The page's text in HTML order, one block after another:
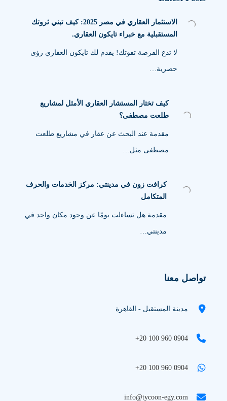
الاستثمار العقاري في مصر 2025: كيف تبني ثروتك
المستقبلية مع خبراء تايكون العقاري.
لا تدع الفرصة تفوتك! يقدم لك تايكون العقاري رؤى
حصرية…
كيف تختار المستشار العقاري الأمثل لمشاريع
طلعت مصطفى؟
مقدمة عند البحث عن عقار في مشاريع طلعت
مصطفى مثل…
كرافت زون في مدينتي: مركز الخدمات والحرف
المتكامل
مقدمة هل تساءلت يومًا عن وجود مكان واحد في
مدينتي…
تواصل معنا
مدينة المستقبل - القاهرة
+20 100 960 0904
+20 100 960 0904
info@tycoon-egy.com